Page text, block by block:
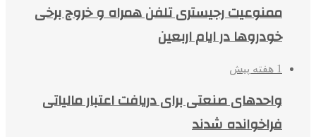
ممنوعیت رجیستری تلفن همراه و خروج برخی
خودروها در ایام اربعین
1 هفته پیش
واحدهای صنعتی برای دریافت اعتبار مالیاتی
فراخوانده شدند